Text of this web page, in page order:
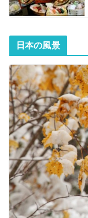
日本の風景